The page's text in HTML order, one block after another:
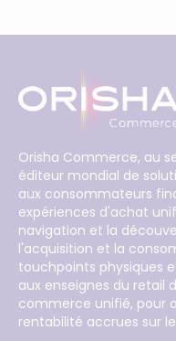
Orisha Commerce, au
éditeur mondial de
aux consommateurs
expériences d'achat
navigation et la
l'acquisition et la
touchpoints physiques
aux enseignes du retail
commerce unifié, pour
rentabilité accrues sur